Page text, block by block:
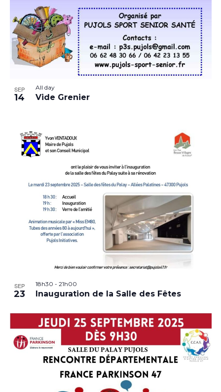
SEP
14
All day
Vide Grenier
SEP
23
18h30 - 21h00
Inauguration de la Salle des Fêtes